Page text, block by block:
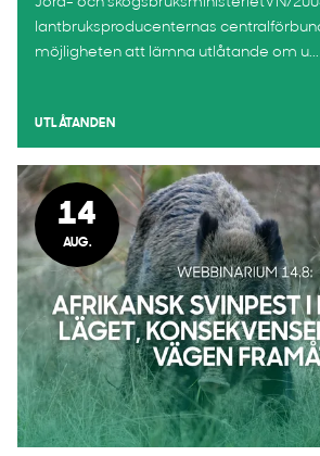
lantbruksproducenternas
möjligheten att lämna utlåtande om u...
UTLÅTANDEN
14
AUG.